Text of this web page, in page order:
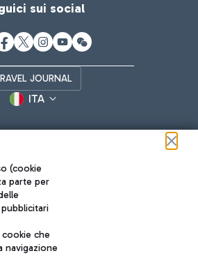
sui social
JOURNAL
ITA
(cookie
parte per
cookie che
navigazione